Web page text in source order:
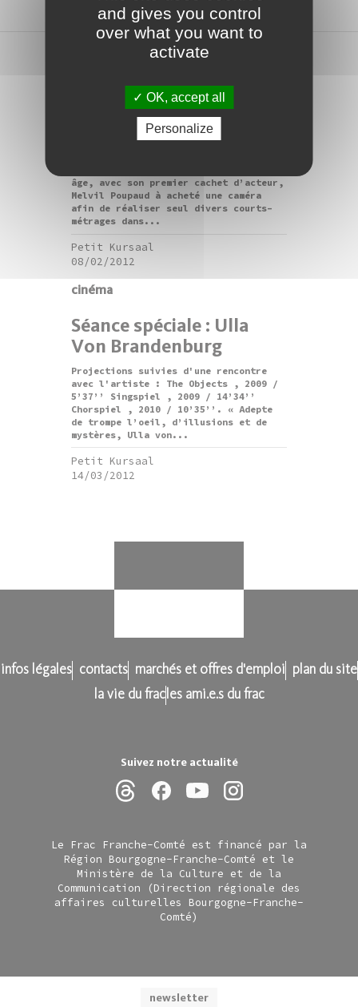
Suivez notre actualité
newsletter
Séance spéciale : Melvil
âge, avec son premier cachet d’acteur,
Melvil Poupaud à acheté une caméra
afin de réaliser seul divers courts-
métrages dans...
Petit Kursaal
08/02/2012
cinéma
Séance spéciale : Ulla
Von Brandenburg
Projections suivies d'une rencontre
avec l'artiste : The Objects , 2009 /
5’37’’ Singspiel , 2009 / 14’34’’
Chorspiel , 2010 / 10’35’’. « Adepte
de trompe l’oeil, d’illusions et de
mystères, Ulla von...
Petit Kursaal
14/03/2012
infos légales contacts marchés et offres d'emploi
plan du site
la vie du frac les ami.e.s du frac
Le Frac Franche-Comté est financé par la
Région Bourgogne-Franche-Comté et le
Ministère de la Culture et de la
Communication (Direction régionale des
affaires culturelles Bourgogne-Franche-
Comté)
and gives you control
over what you want to
activate
OK, accept all
Personalize